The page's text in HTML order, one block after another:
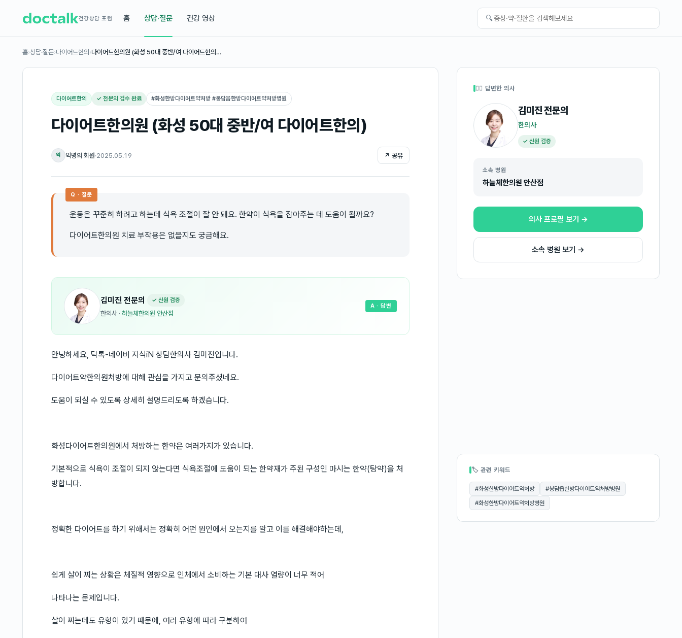
건강상담 포럼 홈 상담·질문 건강 영상 🔍
홈›상담·질문›다이어트한의 ›다이어트한의원 (화성 50대 중반/여 다이어트한의…
다이어트한의 ✓ 전문의 검수 완료 #화성한방다이어트약처방 #봉담읍한방다이어트약처방병원
다이어트한의원 (화성 50대 중반/여 다이어트한의)
익 익명의 회원·2025.05.19 ↗ 공유
Q · 질문
운동은 꾸준히 하려고 하는데 식욕 조절이 잘 안 돼요. 한약이 식욕을 잡아주는 데 도움이 될까요?
다이어트한의원 치료 부작용은 없을지도 궁금해요.
김미진 전문의 ✓ 신원 검증
한의사 · 하늘체한의원 안산점
A · 답변
안녕하세요, 닥톡-네이버 지식iN 상담한의사 김미진입니다.
다이어트약한의원처방에 대해 관심을 가지고 문의주셨네요.
도움이 되실 수 있도록 상세히 설명드리도록 하겠습니다.
화성다이어트한의원에서 처방하는 한약은 여러가지가 있습니다.
기본적으로 식욕이 조절이 되지 않는다면 식욕조절에 도움이 되는 한약재가 주된 구성인 마시는 한약(탕약)을 처
방합니다.
정확한 다이어트를 하기 위해서는 정확히 어떤 원인에서 오는지를 알고 이를 해결해야하는데,
쉽게 살이 찌는 상황은 체질적 영향으로 인체에서 소비하는 기본 대사 열량이 너무 적어
나타나는 문제입니다.
살이 찌는데도 유형이 있기 때문에, 여러 유형에 따라 구분하여
👩‍⚕️ 답변한 의사
김미진전문의
한의사
✓ 신원 검증
소속 병원
하늘체한의원 안산점
의사 프로필 보기 →
소속 병원 보기 →
🏷 관련 키워드
#화성한방다이어트약처방 #봉담읍한방다이어트약처방병원
#화성한방다이어트약처방병원